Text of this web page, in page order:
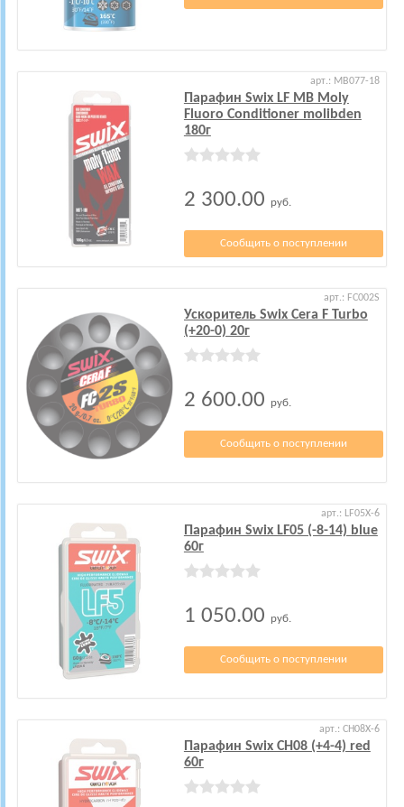
арт.: MB077-18
Парафин Swix LF MB Moly
Fluoro Conditioner molibden
180г
2 300.00 руб.
Сообщить о поступлении
арт.: FC002S
Ускоритель Swix Cera F Turbo
(+20-0) 20г
2 600.00 руб.
Сообщить о поступлении
арт.: LF05X-6
Парафин Swix LF05 (-8-14) blue
60г
1 050.00 руб.
Сообщить о поступлении
арт.: CH08X-6
Парафин Swix CH08 (+4-4) red
60г